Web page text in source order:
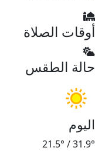
أوقات الصلاة
حالة الطقس
اليوم
31.9°
/
21.5°